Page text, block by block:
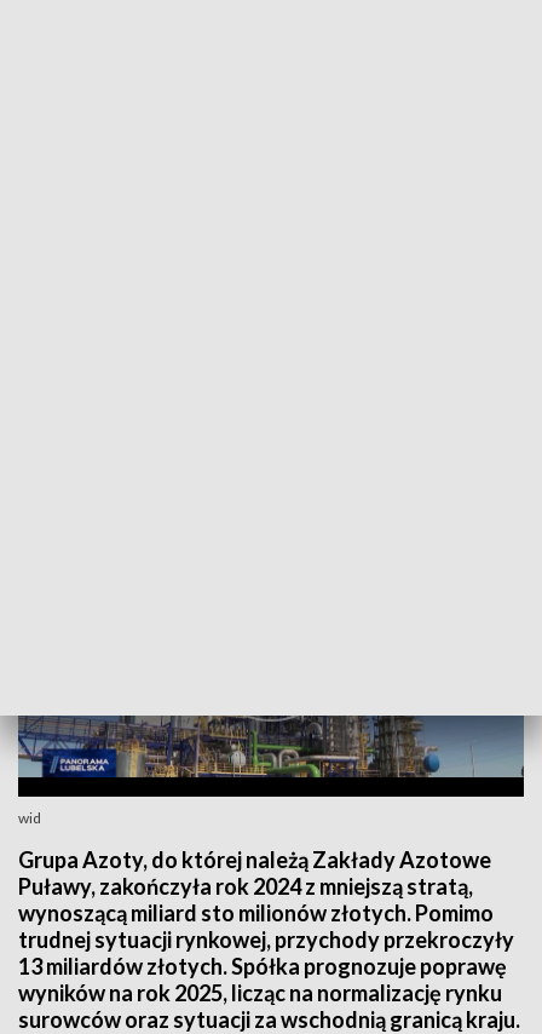
wid
Grupa Azoty, do której należą Zakłady Azotowe
Puławy, zakończyła rok 2024 z mniejszą stratą,
wynoszącą miliard sto milionów złotych. Pomimo
trudnej sytuacji rynkowej, przychody przekroczyły
13 miliardów złotych. Spółka prognozuje poprawę
wyników na rok 2025, licząc na normalizację rynku
surowców oraz sytuacji za wschodnią granicą kraju.